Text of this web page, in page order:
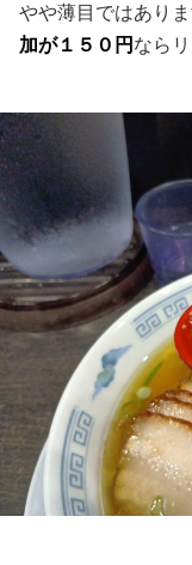
やや薄目ではあり
加が１５０円 なら